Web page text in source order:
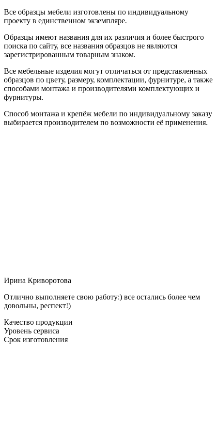
Все образцы мебели изготовлены по индивидуальному
проекту в единственном экземпляре.
Образцы имеют названия для их различия и более быстрого
поиска по сайту, все названия образцов не являются
зарегистрированным товарным знаком.
Все мебельные изделия могут отличаться от представленных
образцов по цвету, размеру, комплектации, фурнитуре, а также
способами монтажа и производителями комплектующих и
фурнитуры.
Способ монтажа и крепёж мебели по индивидуальному заказу
выбирается производителем по возможности её применения.
Ирина Криворотова
Отлично выполняете свою работу:) все остались более чем
довольны, респект!)
Качество продукции
Уровень сервиса
Срок изготовления